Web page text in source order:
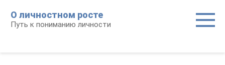
контенту
О личностном росте
Путь к пониманию личности